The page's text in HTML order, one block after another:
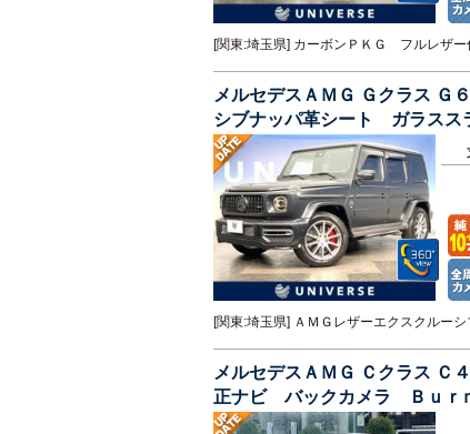
[関東:埼玉県] カーボンＰＫＧ フルレザ
メルセデスＡＭＧ Ｇクラス Ｇ
シブナッパ革シート ガラス
ラシステム
[関東:埼玉県] ＡＭＧレザーエクスクルー
メルセデスＡＭＧ Ｃクラス
正ナビ バックカメラ Ｂｕｒ
ト ＬＥＤヘッッドランプ